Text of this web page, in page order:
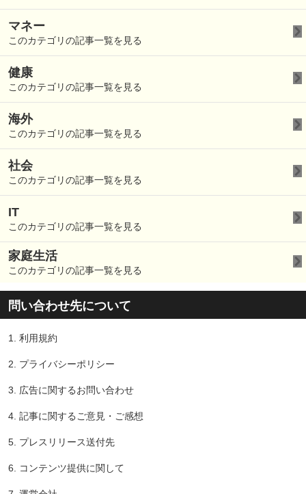
マネー
このカテゴリの記事一覧を見る
健康
このカテゴリの記事一覧を見る
海外
このカテゴリの記事一覧を見る
社会
このカテゴリの記事一覧を見る
IT
このカテゴリの記事一覧を見る
家庭生活
このカテゴリの記事一覧を見る
問い合わせ先について
1. 利用規約
2. プライバシーポリシー
3. 広告に関するお問い合わせ
4. 記事に関するご意見・ご感想
5. プレスリリース送付先
6. コンテンツ提供に関して